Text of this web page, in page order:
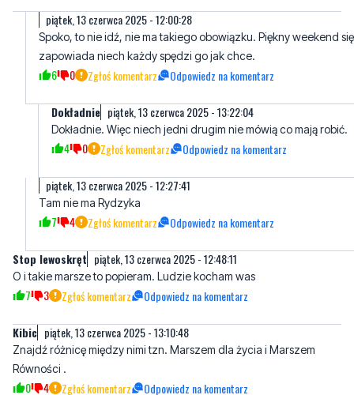
Rydzaka.
4 Zgłoś komentarz Odpowiedz na komentarz
piątek, 13 czerwca 2025 - 12:00:28
zapowiada niech każdy spędzi go jak chce.
6 0 Zgłoś komentarz Odpowiedz na komentarz
Dokładnie. Więc niech jedni drugim nie mówią co mają robić.
4 0 Zgłoś komentarz
Tam nie ma Rydzyka
7 4 Zgłoś komentarz Odpowiedz na komentarz
O i takie marsze to popieram. Ludzie kocham was
7 3 Zgłoś komentarz Odpowiedz na komentarz
Kibic piątek, 13 czerwca 2025 - 13:10:48